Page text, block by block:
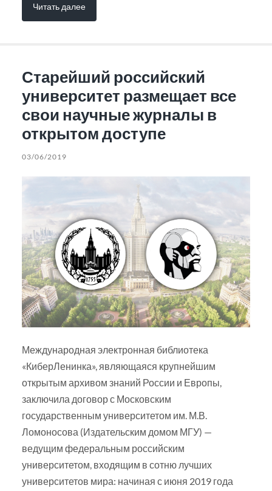
Читать далее
Старейший российский
университет размещает все
свои научные журналы в
открытом доступе
03/06/2019
Международная электронная библиотека
«КиберЛенинка», являющаяся крупнейшим
открытым архивом знаний России и Европы,
заключила договор с Московским
государственным университетом им. М.В.
Ломоносова (Издательским домом МГУ) —
ведущим федеральным российским
университетом, входящим в сотню лучших
университетов мира: начиная с июня 2019 года